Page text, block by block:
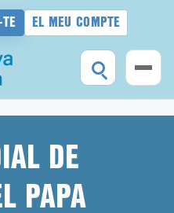
TE EL MEU COMPTE
DE
PAPA